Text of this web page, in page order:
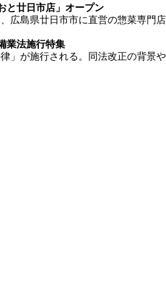
と廿日市店」オープン
島県廿日市市に直営の惣菜専門
業法施行特集
が施行される。同法改正の背景